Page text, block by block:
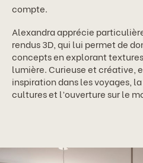
compte.
Alexandra apprécie
rendus 3D, qui lui permet de
concepts en explorant
lumière. Curieuse et créative,
inspiration dans les voyages,
cultures et l’ouverture sur le